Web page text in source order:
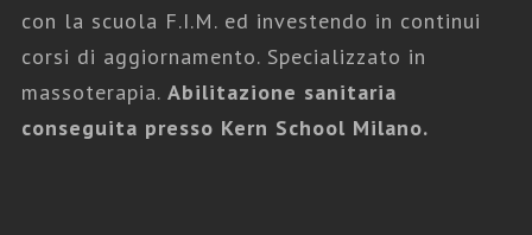
con la scuola F.I.M. ed investendo in continui
corsi di aggiornamento. Specializzato in
massoterapia. Abilitazione sanitaria
conseguita presso Kern School Milano.